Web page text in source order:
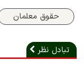
حقوق معلمان
تبادل نظر